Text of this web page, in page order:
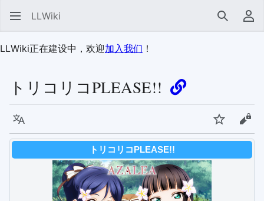
LLWiki 搜索 用
LLWiki正在建设中，欢迎加入我们 ！
トリコリコPLEASE!!
语言 监视 查
トリコリコPLEASE!!